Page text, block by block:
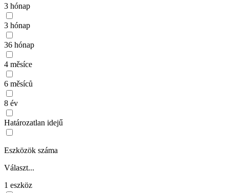
3 hónap
3 hónap
36 hónap
4 měsíce
6 měsíců
8 év
Határozatlan idejű
Eszközök száma
Választ...
1 eszköz